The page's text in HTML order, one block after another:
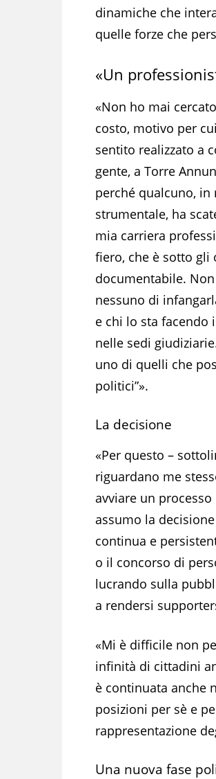
dinamiche che
quelle forze che
«Un
«Non ho mai
costo, motivo per
sentito realizzato a
gente, a Torre
perché qualcuno,
strumentale, ha
mia carriera
fiero, che è sotto
documentabile.
nessuno di
e chi lo sta facendo
nelle sedi
uno di quelli che
politici”».
La decisione
«Per questo –
riguardano me
avviare un
assumo la
continua e
o il concorso di
lucrando sulla
a rendersi
«Mi è difficile non
infinità di cittadini
è continuata anche
posizioni per sè e
rappresentazione
Una nuova fase